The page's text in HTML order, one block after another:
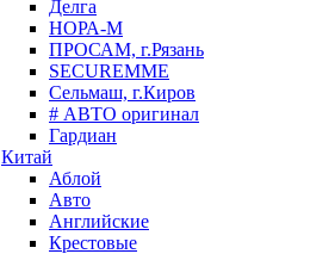
Делга
НОРА-М
ПРОСАМ, г.Рязань
SECUREMME
Сельмаш, г.Киров
# АВТО оригинал
Гардиан
Китай
Аблой
Авто
Английские
Крестовые